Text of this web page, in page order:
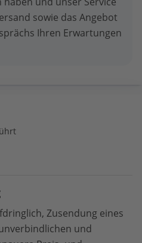
sowie das Angebot
Ihren Erwartungen
Zusendung eines
und